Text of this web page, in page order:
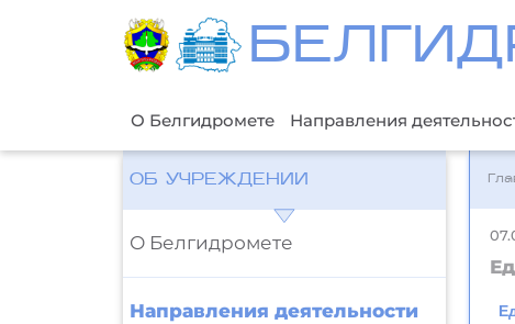
О Белгидромете Направления
ОБ УЧРЕЖДЕНИИ
О Белгидромете
Направления деятельности